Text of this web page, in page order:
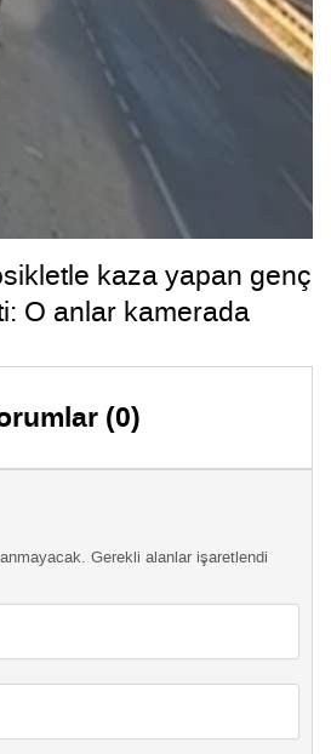
kaza yapan genç
O anlar kamerada
(0)
Gerekli alanlar işaretlendi